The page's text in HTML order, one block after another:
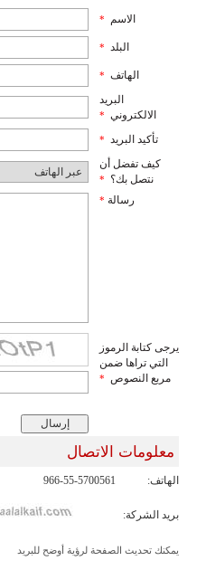
الاسم *
البلد *
الهاتف *
البريد
الالكتروني *
تأكيد البريد *
كيف تفضل أن
نتصل بك؟ *
رسالة *
يرجى كتابة الرموز
التي تراها ضمن
مربع النصوص *
معلومات الاتصال
الهاتف: 966-55-5700561
بريد الشركة:
يمكنك تحديث الصفحة لرؤية أوضح للبريد